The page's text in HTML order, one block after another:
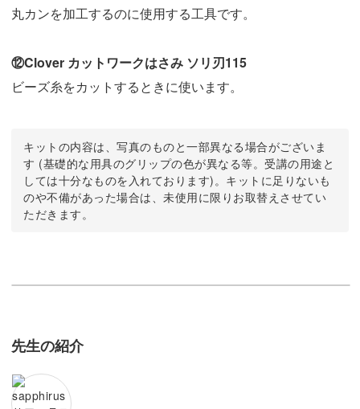
丸カンを加工するのに使用する工具です。
⑫Clover カットワークはさみ ソリ刃115
ビーズ糸をカットするときに使います。
キットの内容は、写真のものと一部異なる場合がございま
す (基礎的な用具のグリップの色が異なる等。受講の用途と
しては十分なものを入れております)。キットに足りないも
のや不備があった場合は、未使用に限りお取替えさせてい
ただきます。
先生の紹介